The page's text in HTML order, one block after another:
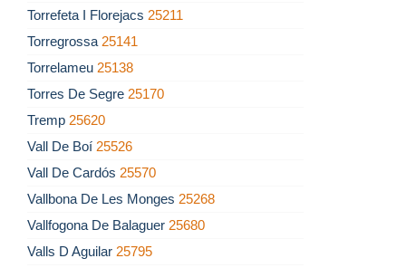
Torrefeta I Florejacs 25211
Torregrossa 25141
Torrelameu 25138
Torres De Segre 25170
Tremp 25620
Vall De Boí 25526
Vall De Cardós 25570
Vallbona De Les Monges 25268
Vallfogona De Balaguer 25680
Valls D Aguilar 25795